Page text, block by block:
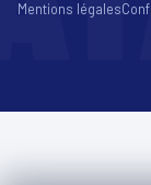
Mentions légales